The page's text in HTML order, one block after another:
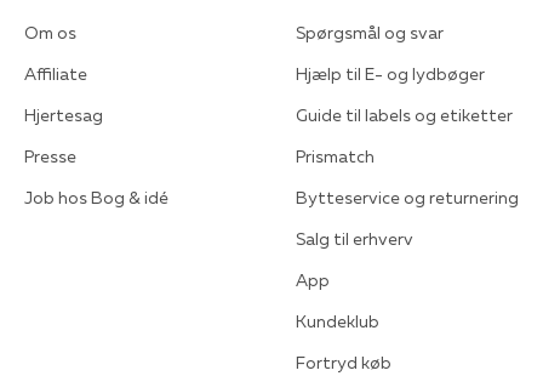
Om os
Affiliate
Hjertesag
Presse
Job hos Bog & idé
Spørgsmål og svar
Hjælp til E- og lydbøger
Guide til labels og etiketter
Prismatch
Bytteservice og returnering
Salg til erhverv
App
Kundeklub
Fortryd køb